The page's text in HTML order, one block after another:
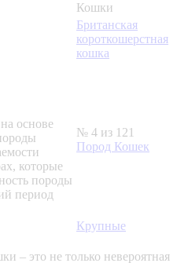
Кошки
Британская
короткошерстная
кошка
основе
которые
породы
период
№ 4 из 121
Пород Кошек
Крупные
– это не только невероятная